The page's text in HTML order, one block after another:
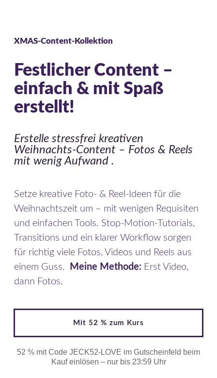
XMAS-Content-Kollektion
Festlicher Content –
einfach & mit Spaß
erstellt!
Erstelle stressfrei kreativen
Weihnachts-Content – Fotos & Reels
mit wenig Aufwand .
Setze kreative Foto- & Reel-Ideen für die
Weihnachtszeit um – mit wenigen Requisiten
und einfachen Tools. Stop-Motion-Tutorials,
Transitions und ein klarer Workflow sorgen
für richtig viele Fotos, Videos und Reels aus
einem Guss.
Meine Methode: Erst Video,
dann Fotos.
Mit 52 % zum Kurs
52 % mit Code JECK52-LOVE im Gutscheinfeld beim
Kauf einlösen – nur bis 23:59 Uhr